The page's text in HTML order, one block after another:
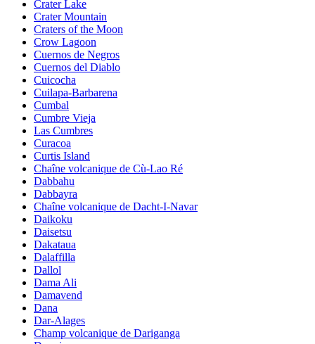
Crater Lake
Crater Mountain
Craters of the Moon
Crow Lagoon
Cuernos de Negros
Cuernos del Diablo
Cuicocha
Cuilapa-Barbarena
Cumbal
Cumbre Vieja
Las Cumbres
Curacoa
Curtis Island
Chaîne volcanique de Cù-Lao Ré
Dabbahu
Dabbayra
Chaîne volcanique de Dacht-I-Navar
Daikoku
Daisetsu
Dakataua
Dalaffilla
Dallol
Dama Ali
Damavend
Dana
Dar-Alages
Champ volcanique de Dariganga